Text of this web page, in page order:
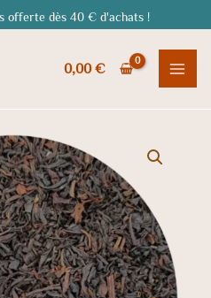
offerte dès 40 € d'achats !
0,00€